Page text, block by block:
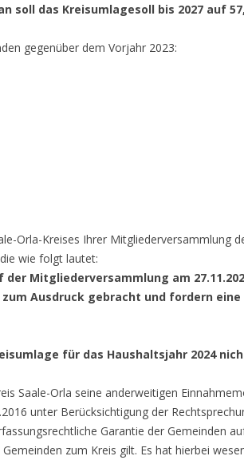
soll das Kreisumlagesoll bis 2027 auf
gegenüber dem Vorjahr 2023:
Orla-Kreises Ihrer Mitgliederversammlung
wie folgt lautet:
Mitgliederversammlung am
Ausdruck gebracht und fordern
für das Haushaltsjahr 2024
Saale-Orla seine anderweitigen
unter Berücksichtigung der
Garantie der Gemeinden
zum Kreis gilt. Es hat hierbei